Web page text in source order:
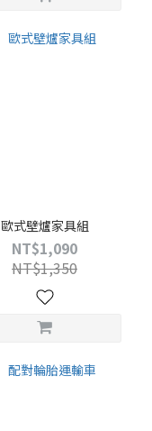
歐式壁爐家具組
NT$1,090
NT$1,350